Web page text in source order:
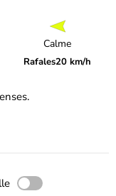
Calme
Rafales20 km/h